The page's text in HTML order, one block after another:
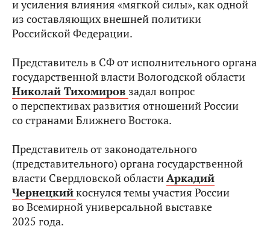
и усиления влияния «мягкой силы», как одной
из составляющих внешней политики
Российской Федерации.
Представитель в СФ от исполнительного органа
государственной власти Вологодской области
Николай Тихомиров задал вопрос
о перспективах развития отношений России
со странами Ближнего Востока.
Представитель от законодательного
(представительного) органа государственной
власти Свердловской областиАркадий
Чернецкийкоснулся темы участия России
во Всемирной универсальной выставке
2025 года.